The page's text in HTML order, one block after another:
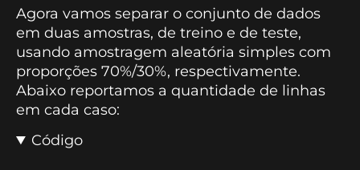
Agora vamos separar o conjunto de dados
em duas amostras, de treino e de teste,
usando amostragem aleatória simples com
proporções 70%/30%, respectivamente.
Abaixo reportamos a quantidade de linhas
em cada caso:
Código